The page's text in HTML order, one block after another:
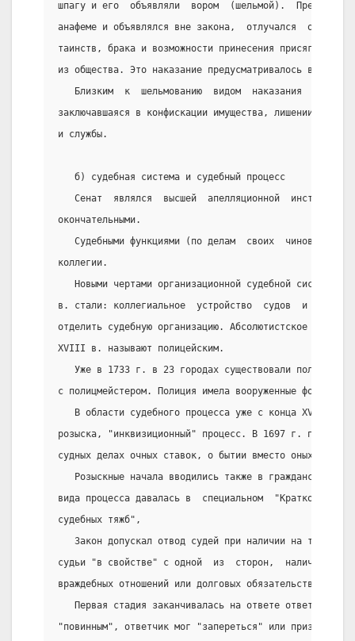
шпагу и его  объявляли  вором  (шельмой).  Преступник
анафеме и объявлялся вне закона,  отлучался  от
таинств, брака и возможности принесения присяги.  Он
из общества. Это наказание предусматривалось в 11
Близким  к  шельмованию  видом  наказания   была
заключавшаяся в конфискации имущества, лишении
и службы.
   б) судебная система и судебный процесс
Сенат  являлся  высшей  апелляционной  инстанцией
окончательными.
Судебными функциями (по делам  своих  чиновников)
коллегии.
Новыми чертами организационной судебной системы в
в. стали: коллегиальное  устройство  судов  и
отделить судебную организацию. Абсолютистское
XVIII в. называют полицейским.
Уже в 1733 г. в 23 городах существовали
с полицмейстером. Полиция имела вооруженные
В области судебного процесса уже с конца XVII  в.
розыска, "инквизиционный" процесс. В 1697 г.
судных делах очных ставок, о бытии вместо оных
Розыскные начала вводились также в гражданские
вида процесса давалась в  специальном  "Кратком
судебных тяжб",
Закон допускал отвод судей при наличии на то
судьи "в свойстве" с одной  из  сторон,  наличия
враждебных отношений или долговых обязательств.
Первая стадия заканчивалась на ответе ответчика.
"повинным", ответчик мог "запереться" или